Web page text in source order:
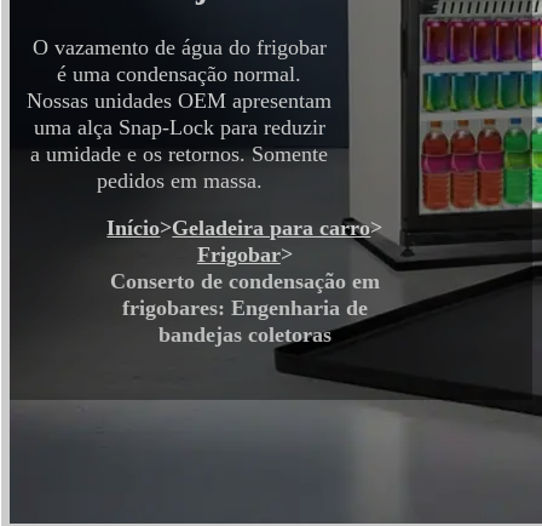
O vazamento de água do frigobar
é uma condensação normal.
Nossas unidades OEM apresentam
uma alça Snap-Lock para reduzir
a umidade e os retornos. Somente
pedidos em massa.
Início>Geladeira para carro>
Frigobar>
Conserto de condensação em
frigobares: Engenharia de
bandejas coletoras